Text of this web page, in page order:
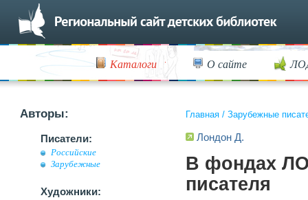
Каталоги О сайте
Авторы:
Писатели:
Российские
Зарубежные
Художники:
Главная / Зарубежные
Лондон Д.
В фондах
писателя